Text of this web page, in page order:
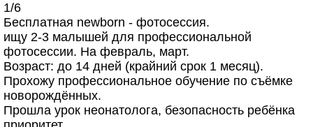
1/6
Бесплатная newborn - фотосессия.
ищу 2-3 малышей для профессиональной
фотосессии. На февраль, март.
Возраст: до 14 дней (крайний срок 1 месяц).
Прохожу профессиональное обучение по съёмке
новорождённых.
Прошла урок неонатолога, безопасность ребёнка